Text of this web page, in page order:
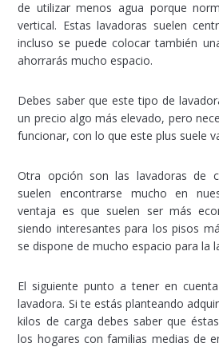
de utilizar menos agua porque
vertical. Estas lavadoras suelen
incluso se puede colocar también
ahorrarás mucho espacio.
Debes saber que este tipo de
un precio algo más elevado, pero
funcionar, con lo que este plus suele
Otra opción son las lavadoras de
suelen encontrarse mucho en
ventaja es que suelen ser más
siendo interesantes para los pisos
se dispone de mucho espacio para la
El siguiente punto a tener en
lavadora. Si te estás planteando
kilos de carga debes saber que
los hogares con familias medias de